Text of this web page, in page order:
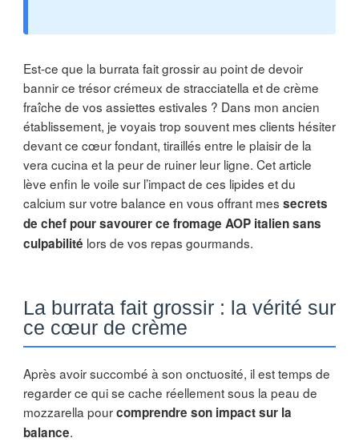
Est-ce que la burrata fait grossir au point de devoir
bannir ce trésor crémeux de stracciatella et de crème
fraîche de vos assiettes estivales ? Dans mon ancien
établissement, je voyais trop souvent mes clients hésiter
devant ce cœur fondant, tiraillés entre le plaisir de la
vera cucina et la peur de ruiner leur ligne. Cet article
lève enfin le voile sur l’impact de ces lipides et du
calcium sur votre balance en vous offrant mes secrets
de chef pour savourer ce fromage AOP italien sans
culpabilité lors de vos repas gourmands.
La burrata fait grossir : la vérité sur
ce cœur de crème
Après avoir succombé à son onctuosité, il est temps de
regarder ce qui se cache réellement sous la peau de
mozzarella pourcomprendre son impact sur la
balance.